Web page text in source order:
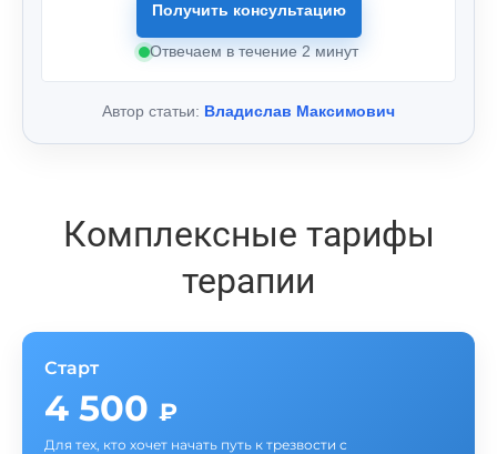
Получить консультацию
Отвечаем в течение 2 минут
Автор статьи: Владислав Максимович
Комплексные тарифы
терапии
Старт
4 500 ₽
Для тех, кто хочет начать путь к трезвости с